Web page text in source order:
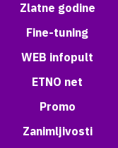
Zlatne godine
Fine-tuning
WEB infopult
ETNO net
Promo
Zanimljivosti